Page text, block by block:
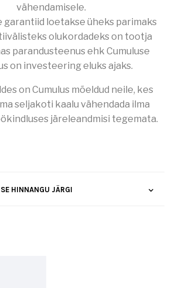
vähendamisele.
garantiid loetakse üheks parimaks
olukordadeks on tootja
parandusteenus ehk Cumuluse
on investeering eluks ajaks.
on Cumulus mõeldud neile, kes
seljakoti kaalu vähendada ilma
järeleandmisi tegemata.